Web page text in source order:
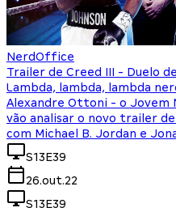
NerdOffice
Trailer de Creed III - Duelo
Lambda, lambda, lambda
Alexandre Ottoni - o Jovem
vão analisar o novo trailer
com Michael B. Jordan e
S13E39
26.out.22
S13E39